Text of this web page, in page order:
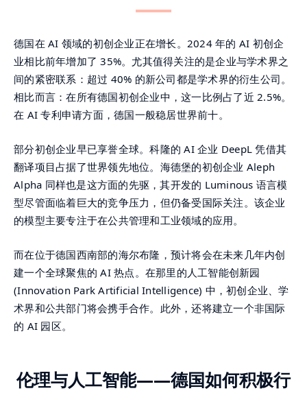
德国在 AI 领域的初创企业正在增长。2024 年的 AI 初创企
业相比前年增加了 35%。尤其值得关注的是企业与学术界之
间的紧密联系：超过 40% 的新公司都是学术界的衍生公司。
相比而言：在所有德国初创企业中，这一比例占了近 2.5%。
在 AI 专利申请方面，德国一般稳居世界前十。
部分初创企业早已享誉全球。科隆的 AI 企业 DeepL 凭借其
翻译项目占据了世界领先地位。海德堡的初创企业 Aleph
Alpha 同样也是这方面的先驱，其开发的 Luminous 语言模
型尽管面临着巨大的竞争压力，但仍备受国际关注。该企业
的模型主要专注于在公共管理和工业领域的应用。
而在位于德国西南部的海尔布隆，预计将会在未来几年内创
建一个全球聚焦的 AI 热点。在那里的人工智能创新园
(Innovation Park Artificial Intelligence) 中，初创企业、学
术界和公共部门将会携手合作。此外，还将建立一个非国际
的 AI 园区。
伦理与人工智能——德国如何积极行